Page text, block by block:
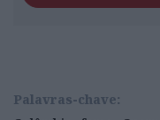
Palavras-chave: